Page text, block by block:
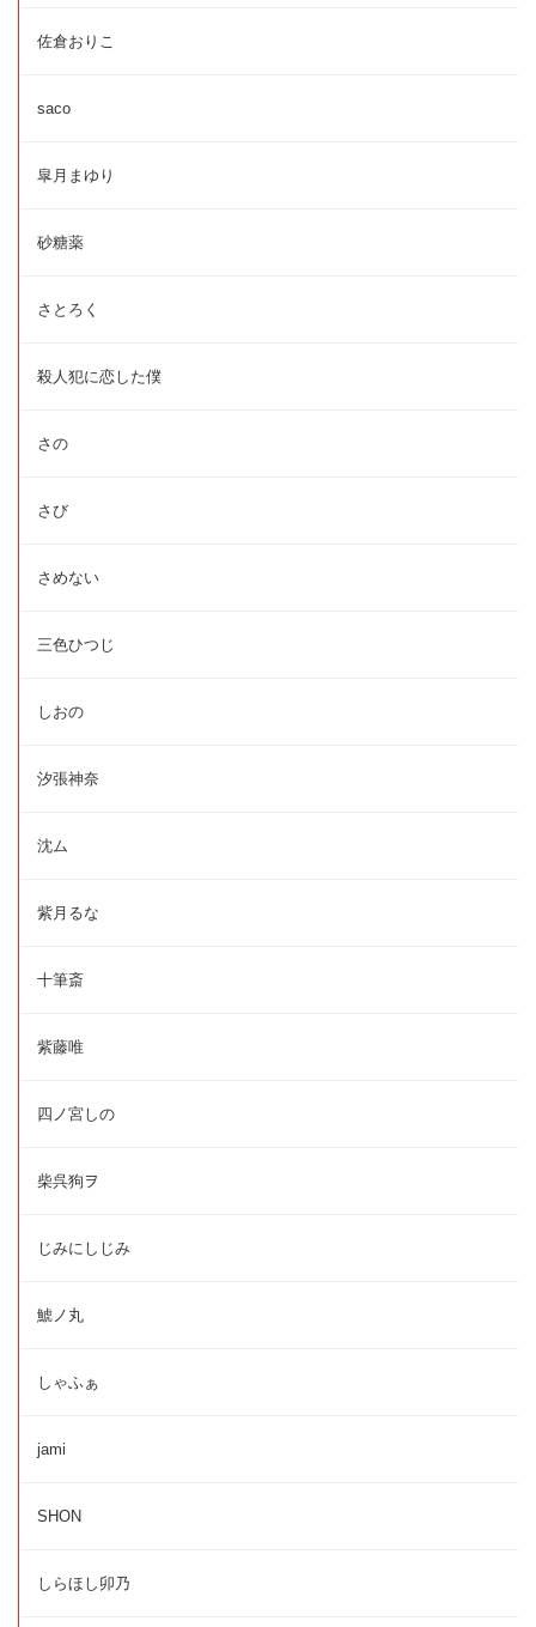
佐倉おりこ
saco
皐月まゆり
砂糖薬
さとろく
殺人犯に恋した僕
さの
さび
さめない
三色ひつじ
しおの
汐張神奈
沈ム
紫月るな
十筆斎
紫藤唯
四ノ宮しの
柴呉狗ヲ
じみにしじみ
鯱ノ丸
しゃふぁ
jami
SHON
しらほし卯乃